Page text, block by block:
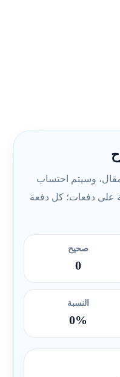
وسيتم احتساب
على دفعات؛ كل دفعة
صحيح
0
النسبة
0%